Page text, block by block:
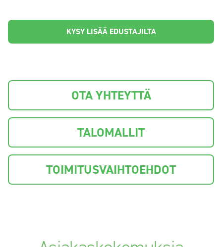
KYSY LISÄÄ EDUSTAJILTA
OTA YHTEYTTÄ
TALOMALLIT
TOIMITUSVAIHTOEHDOT